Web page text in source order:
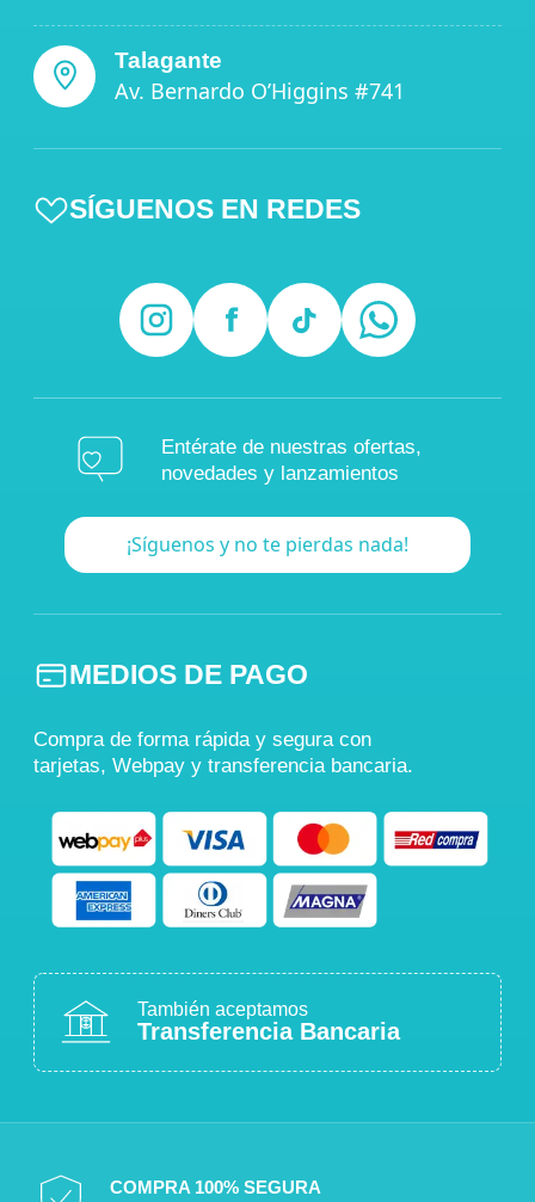
Talagante
Av. Bernardo O’Higgins #741
SÍGUENOS EN REDES
Entérate de nuestras ofertas,
novedades y lanzamientos
¡Síguenos y no te pierdas nada!
MEDIOS DE PAGO
Compra de forma rápida y segura con
tarjetas, Webpay y transferencia bancaria.
También aceptamos
Transferencia Bancaria
COMPRA 100% SEGURA